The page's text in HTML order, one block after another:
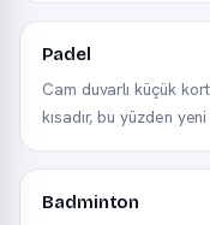
Padel
Cam duvarlı küçük
kısadır, bu yüzden
Badminton